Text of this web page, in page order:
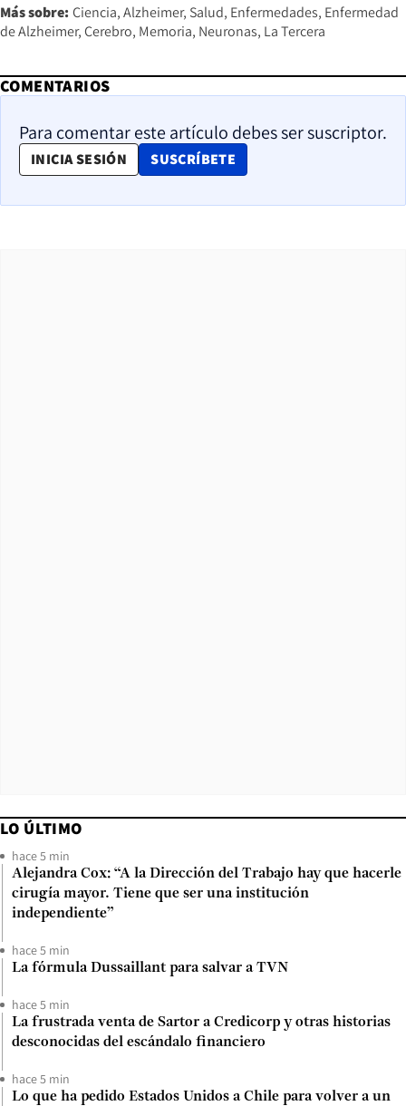
Más sobre: Ciencia Alzheimer Salud Enfermedades Enfermedad
de Alzheimer Cerebro Memoria Neuronas La Tercera
COMENTARIOS
Para comentar este artículo debes ser suscriptor.
INICIA SESIÓN SUSCRÍBETE
OPENS IN NEW WINDOW
LO ÚLTIMO
hace 5 min
Alejandra Cox: “A la Dirección del Trabajo hay que hacerle
cirugía mayor. Tiene que ser una institución
independiente”
hace 5 min
La fórmula Dussaillant para salvar a TVN
hace 5 min
La frustrada venta de Sartor a Credicorp y otras historias
desconocidas del escándalo financiero
hace 5 min
Lo que ha pedido Estados Unidos a Chile para volver a un